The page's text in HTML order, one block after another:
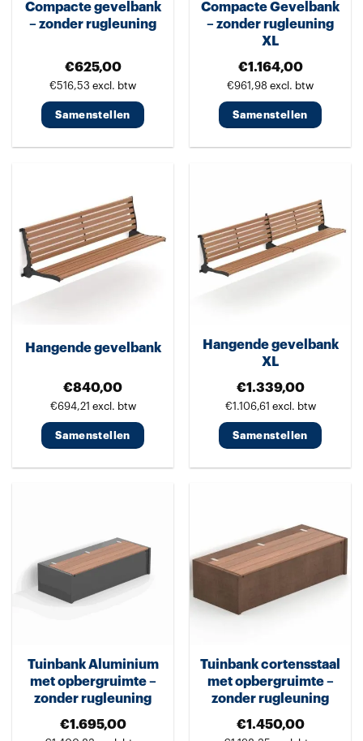
op
de
Compacte gevelbank
– zonder rugleuning
€625,00
€516,53 excl. btw
Samenstellen
meerdere
variaties.
Deze
optie
op
productpagina
Compacte Gevelbank
– zonder rugleuning
XL
€1.164,00
€961,98 excl. btw
Samenstellen
meerdere
variaties.
Deze
optie
op
de
productpagina
Hangende gevelbank
€840,00
€694,21 excl. btw
Samenstellen
variaties.
Deze
optie
op
de
Hangende gevelbank
XL
€1.339,00
€1.106,61 excl. btw
Samenstellen
meerdere
variaties.
Deze
kan
op
de
Tuinbank Aluminium
met opbergruimte –
zonder rugleuning
€1.695,00
Tuinbank cortensstaal
met opbergruimte –
zonder rugleuning
€1.450,00